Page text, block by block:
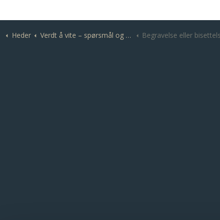
Heder Verdt å vite – spørsmål og svar Begravelse eller